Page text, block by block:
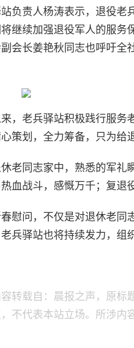
负责人杨涛表示，退役老
继续加强退役军人的服务
会长姜艳秋同志也呼吁
，老兵驿站积极践行服务
策划，全力筹备，只为给
老同志家中，熟悉的军礼
血战斗，感慨万千；复退
慰问，不仅是对退休老同
兵驿站也将持续发力，组
转载自：晨报之声，原标
不代表本站立场。所涉内